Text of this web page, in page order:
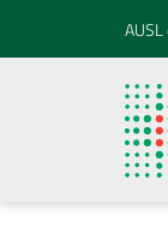
Vai al contenuto
Vai alla